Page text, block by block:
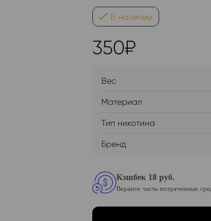
В наличии
350₽
Вес
Материал
Тип никотина
Бренд
Кэшбек 18 руб.
Верните часть потраченных